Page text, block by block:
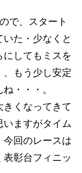
で、スタート
た・少なくと
してもミスを
もう少し安定
・・・。
くなってきて
ますがタイム
回のレースは
彰台フィニッ